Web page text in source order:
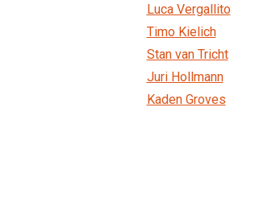
Luca Vergallito
Timo Kielich
Stan van Tricht
Juri Hollmann
Kaden Groves